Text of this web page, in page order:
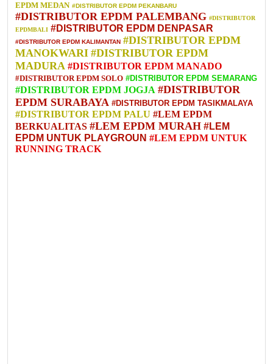
EPDM MEDAN #DISTRIBUTOR EPDM PEKANBARU
#DISTRIBUTOR EPDM PALEMBANG #DISTRIBUTOR
EPDMBALI #DISTRIBUTOR EPDM DENPASAR
#DISTRIBUTOR EPDM KALIMANTAN #DISTRIBUTOR EPDM
MANOKWARI #DISTRIBUTOR EPDM
MADURA #DISTRIBUTOR EPDM MANADO
#DISTRIBUTOR EPDM SOLO #DISTRIBUTOR EPDM SEMARANG
#DISTRIBUTOR EPDM JOGJA #DISTRIBUTOR
EPDM SURABAYA #DISTRIBUTOR EPDM TASIKMALAYA
#DISTRIBUTOR EPDM PALU #LEM EPDM
BERKUALITAS #LEM EPDM MURAH #LEM
EPDM UNTUK PLAYGROUN #LEM EPDM UNTUK
RUNNING TRACK